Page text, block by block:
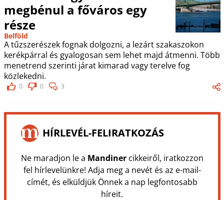
megbénul a főváros egy
része
Belföld
A tűzszerészek fognak dolgozni, a lezárt szakaszokon
kerékpárral és gyalogosan sem lehet majd átmenni. Több
menetrend szerinti járat kimarad vagy terelve fog
közlekedni.
0 0 3
HÍRLEVÉL-FELIRATKOZÁS
Ne maradjon le a Mandinercikkeiről, iratkozzon
fel hírlevelünkre! Adja meg a nevét és az e-mail-
címét, és elküldjük Önnek a nap legfontosabb
híreit.